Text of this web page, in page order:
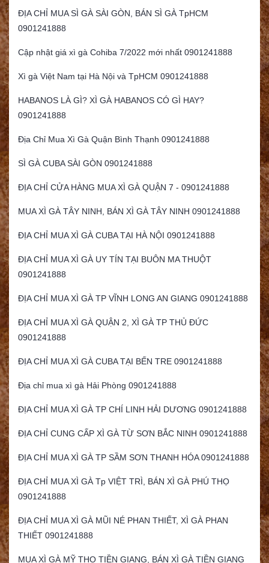
ĐỊA CHỈ MUA SÌ GÀ SÀI GÒN, BÁN SÌ GÀ TpHCM
0901241888
Cập nhật giá xì gà Cohiba 7/2022 mới nhất 0901241888
Xì gà Việt Nam tại Hà Nội và TpHCM 0901241888
HABANOS LÀ GÌ? XÌ GÀ HABANOS CÓ GÌ HAY?
0901241888
Địa Chỉ Mua Xì Gà Quận Bình Thạnh 0901241888
SÌ GÀ CUBA SÀI GÒN 0901241888
ĐỊA CHỈ CỬA HÀNG MUA XÌ GÀ QUẬN 7 - 0901241888
MUA XÌ GÀ TÂY NINH, BÁN XÌ GÀ TÂY NINH 0901241888
ĐỊA CHỈ MUA XÌ GÀ CUBA TẠI HÀ NỘI 0901241888
ĐỊA CHỈ MUA XÌ GÀ UY TÍN TẠI BUÔN MA THUỘT
0901241888
ĐỊA CHỈ MUA XÌ GÀ TP VĨNH LONG AN GIANG 0901241888
ĐỊA CHỈ MUA XÌ GÀ QUẬN 2, XÌ GÀ TP THỦ ĐỨC
0901241888
ĐỊA CHỈ MUA XÌ GÀ CUBA TẠI BẾN TRE 0901241888
Địa chỉ mua xì gà Hải Phòng 0901241888
ĐỊA CHỈ MUA XÌ GÀ TP CHÍ LINH HẢI DƯƠNG 0901241888
ĐỊA CHỈ CUNG CẤP XÌ GÀ TỪ SƠN BẮC NINH 0901241888
ĐỊA CHỈ MUA XÌ GÀ TP SẦM SƠN THANH HÓA 0901241888
ĐỊA CHỈ MUA XÌ GÀ Tp VIỆT TRÌ, BÁN XÌ GÀ PHÚ THỌ
0901241888
ĐỊA CHỈ MUA XÌ GÀ MŨI NÉ PHAN THIẾT, XÌ GÀ PHAN
THIẾT 0901241888
MUA XÌ GÀ MỸ THO TIỀN GIANG, BÁN XÌ GÀ TIỀN GIANG